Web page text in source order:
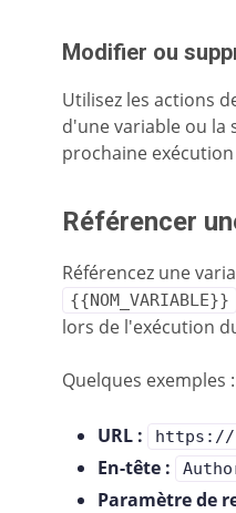
Modifier ou
Utilisez les actions
d'une variable ou la
prochaine
Référencer
Référencez une
{{NOM_VARIABLE}}
lors de l'exécution
Quelques exemples :
URL : https://
En-tête :
Paramètre de